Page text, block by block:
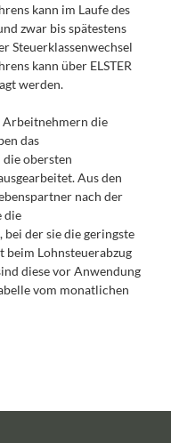
kann im Laufe des
zwar bis spätestens
Steuerklassenwechsel
kann über ELSTER
werden.
die
das
obersten
Aus den
nach der
die
der sie die geringste
beim Lohnsteuerabzug
diese vor Anwendung
vom monatlichen